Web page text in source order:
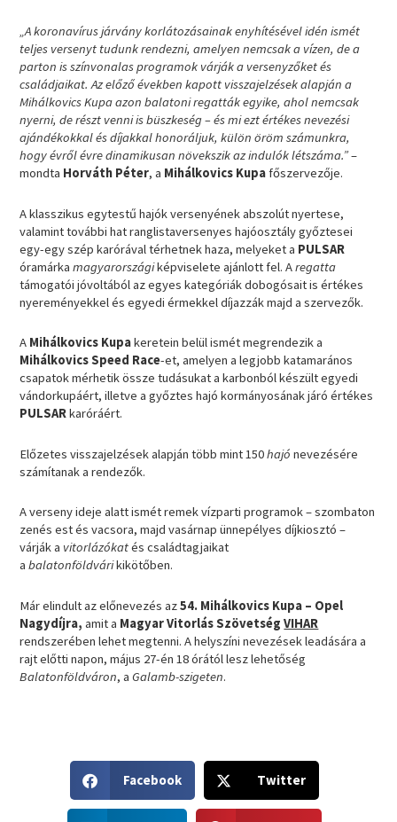
„A koronavírus járvány korlátozásainak enyhítésével idén ismét
teljes versenyt tudunk rendezni, amelyen nemcsak a vízen, de a
parton is színvonalas programok várják a versenyzőket és
családjaikat. Az előző években kapott visszajelzések alapján a
Mihálkovics Kupa azon balatoni regatták egyike, ahol nemcsak
nyerni, de részt venni is büszkeség – és mi ezt értékes nevezési
ajándékokkal és díjakkal honoráljuk, külön öröm számunkra,
hogy évről évre dinamikusan növekszik az indulók létszáma.”–
mondta Horváth Péter, a Mihálkovics Kupafőszervezője.
A klasszikus egytestű hajók versenyének abszolút nyertese,
valamint további hat ranglistaversenyes hajóosztály győztesei
egy-egy szép karórával térhetnek haza, melyeket a PULSAR
óramárkamagyarországiképviselete ajánlott fel. Aregatta
támogatói jóvoltából az egyes kategóriák dobogósait is értékes
nyereményekkel és egyedi érmekkel díjazzák majd a szervezők.
A Mihálkovics Kupakeretein belül ismét megrendezik a
Mihálkovics Speed Race-et, amelyen a legjobb katamarános
csapatok mérhetik össze tudásukat a karbonból készült egyedi
vándorkupáért, illetve a győztes hajó kormányosának járó értékes
PULSARkaróráért.
Előzetes visszajelzések alapján több mint 150hajónevezésére
számítanak a rendezők.
A verseny ideje alatt ismét remek vízparti programok – szombaton
zenés est és vacsora, majd vasárnap ünnepélyes díjkiosztó –
várják a vitorlázókatés családtagjaikat
abalatonföldvárikikötőben.
Már elindult az előnevezés az54. Mihálkovics Kupa – Opel
Nagydíjra, amit a Magyar Vitorlás Szövetség VIHAR
rendszerében lehet megtenni. A helyszíni nevezések leadására a
rajt előtti napon, május 27-én 18 órától lesz lehetőség
Balatonföldváron, aGalamb-szigeten.
h
Facebook
h
Twitter